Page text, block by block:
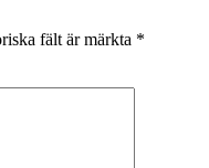
fält är märkta *